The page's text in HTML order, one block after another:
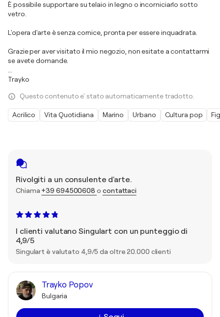
Rivolgiti a un consulente d'arte.
Chiama +39 694500608 o contattaci
I clienti valutano Singulart con un punteggio di
4,9/5
Singulart è valutato 4,9/5 da oltre 20.000 clienti
Trayko Popov
Bulgaria
È possibile supportare su telaio in legno o incorniciarlo sotto
vetro.
L'opera d'arte è senza cornice, pronta per essere inquadrata.
Grazie per aver visitato il mio negozio, non esitate a contattarmi
se avete domande.
Trayko
Questo contenuto e' stato automaticamente tradotto.
Acrilico Vita Quotidiana Marino Urbano Cultura pop